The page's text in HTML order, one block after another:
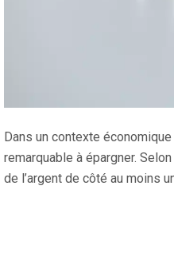
Dans un contexte
remarquable à épargner.
de l’argent de côté au moins